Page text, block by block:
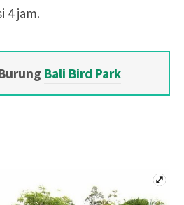
4 jam.
Bali Bird Park